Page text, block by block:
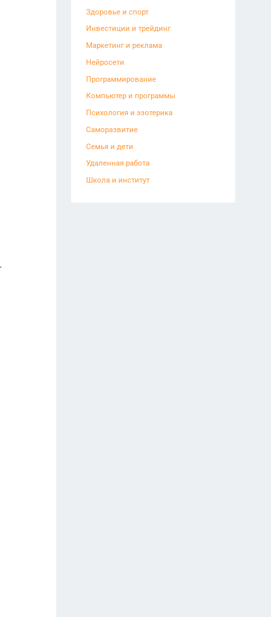
Здоровье и спорт
Инвестиции и трейдинг
Маркетинг и реклама
Нейросети
Программирование
Компьютер и программы
Психология и эзотерика
Саморазвитие
Семья и дети
Удаленная работа
Школа и институт